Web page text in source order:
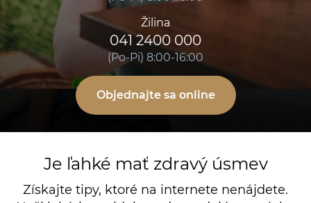
Je ľahké mať zdravý úsmev
Získajte tipy, ktoré na internete nenájdete.
Žilina
041 2400 000
(Po-Pi) 8:00-16:00
Objednajte sa online